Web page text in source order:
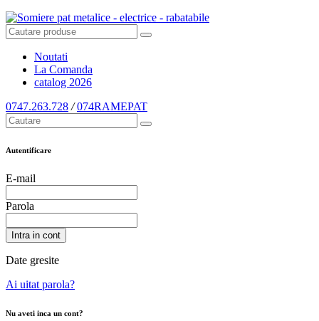
Noutati
La Comanda
catalog 2026
0747.263.728 / 074RAMEPAT
Autentificare
E-mail
Parola
Intra in cont
Date gresite
Ai uitat parola?
Nu aveti inca un cont?